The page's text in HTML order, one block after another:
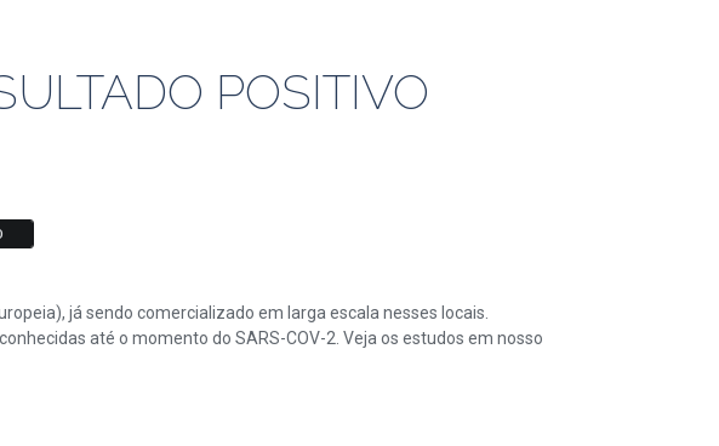
POSITIVO
já sendo comercializado em larga escala nesses locais.
até o momento do SARS-COV-2. Veja os estudos em nosso